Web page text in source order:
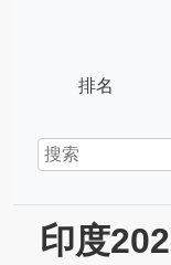
排名
印度